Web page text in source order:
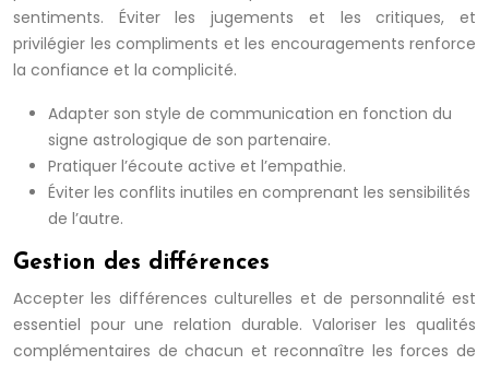
sentiments. Éviter les jugements et les critiques, et
privilégier les compliments et les encouragements renforce
la confiance et la complicité.
Adapter son style de communication en fonction du
signe astrologique de son partenaire.
Pratiquer l’écoute active et l’empathie.
Éviter les conflits inutiles en comprenant les sensibilités
de l’autre.
Gestion des différences
Accepter les différences culturelles et de personnalité est
essentiel pour une relation durable. Valoriser les qualités
complémentaires de chacun et reconnaître les forces de